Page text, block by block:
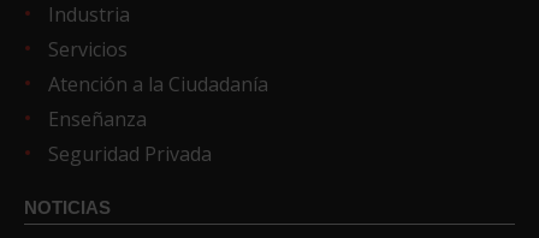
Industria
Servicios
Atención a la Ciudadanía
Enseñanza
Seguridad Privada
NOTICIAS